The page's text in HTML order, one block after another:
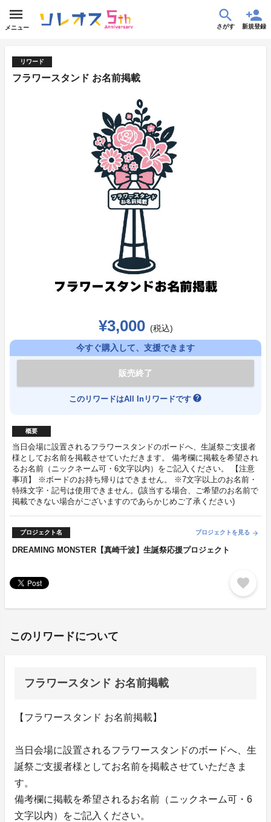
メニュー さがす 新規登録
リワード
フラワースタンド お名前掲載
¥3,000 (税込)
今すぐ購入して、支援できます
販売終了
このリワードはAll Inリワードです help
概要
当日会場に設置されるフラワースタンドのボードへ、生誕祭ご支援者
様としてお名前を掲載させていただきます。 備考欄に掲載を希望され
るお名前（ニックネーム可・6文字以内）をご記入ください。 【注意
事項】 ※ボードのお持ち帰りはできません。 ※7文字以上のお名前・
特殊文字・記号は使用できません。(該当する場合、ご希望のお名前で
掲載できない場合がございますのであらかじめご了承ください)
プロジェクト名 プロジェクトを見る arrow_forward
DREAMING MONSTER【真崎千波】生誕祭応援プロジェクト
favorite
このリワードについて
フラワースタンド お名前掲載
【フラワースタンド お名前掲載】
当日会場に設置されるフラワースタンドのボードへ、生
誕祭ご支援者様としてお名前を掲載させていただきま
す。
備考欄に掲載を希望されるお名前（ニックネーム可・6
文字以内）をご記入ください。